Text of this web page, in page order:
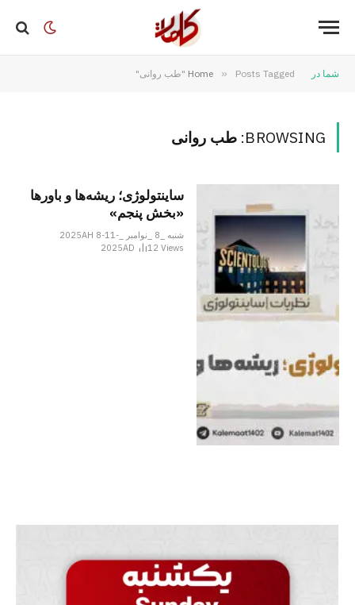
شما در Home » Posts Tagged "طب روانی"
BROWSING: طب روانی
ساینتولوژی؛ ریشه‌ها و باورها
«بخش پنجم»
شنبه _8 _نوامبر _2025AH 8-11-
2025AD
12Views